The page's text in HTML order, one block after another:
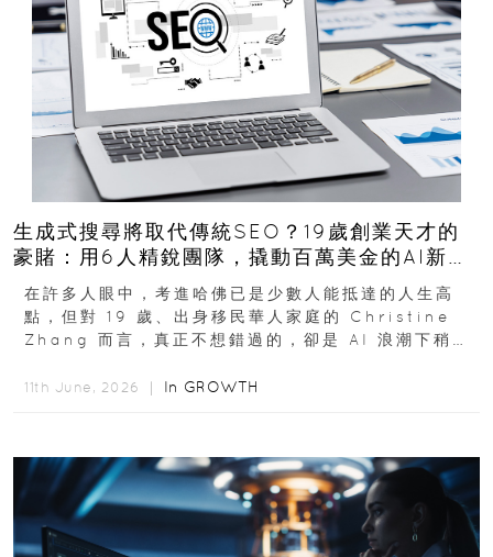
生成式搜尋將取代傳統SEO？19歲創業天才的
豪賭：用6人精銳團隊，撬動百萬美金的AI新商
機
在許多人眼中，考進哈佛已是少數人能抵達的人生高
點，但對 19 歲、出身移民華人家庭的 Christine
Zhang 而言，真正不想錯過的，卻是 AI 浪潮下稍縱
11th June, 2026 ｜ In GROWTH